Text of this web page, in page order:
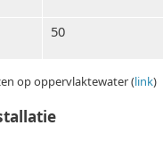
50
op oppervlaktewater (link)